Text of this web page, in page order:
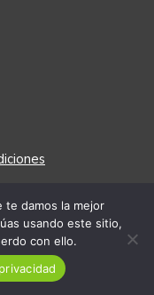
Pay y Apple
los derechos
GROUP LLC
te damos la mejor
usando este sitio,
con ello.